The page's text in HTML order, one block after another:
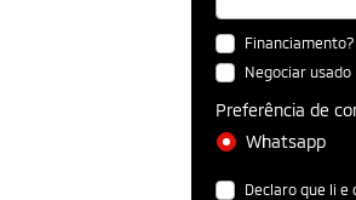
Financiamento?
Negociar usado
Preferência de
Whatsapp
Declaro que li e